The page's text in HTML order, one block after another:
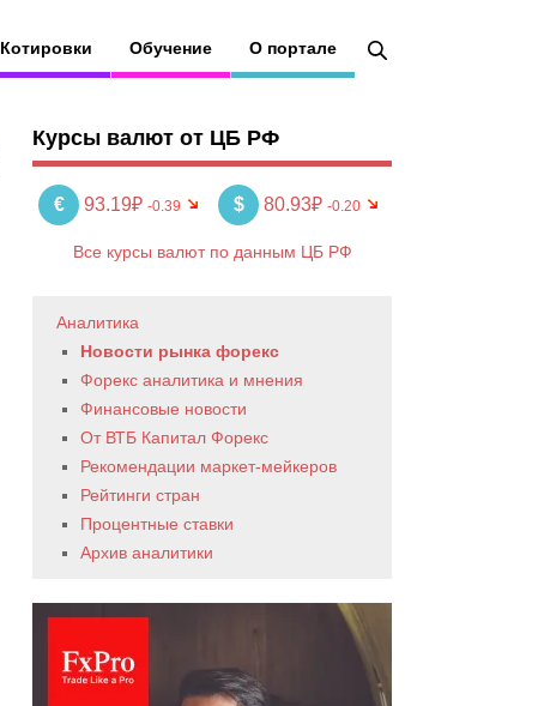
Котировки Обучение О портале
Курсы валют от ЦБ РФ
€ 93.19₽ -0.39 $ 80.93₽ -0.20
Все курсы валют по данным ЦБ РФ
Аналитика
Новости рынка форекс
Форекс аналитика и мнения
Финансовые новости
От ВТБ Капитал Форекс
Рекомендации маркет-мейкеров
Рейтинги стран
Процентные ставки
Архив аналитики